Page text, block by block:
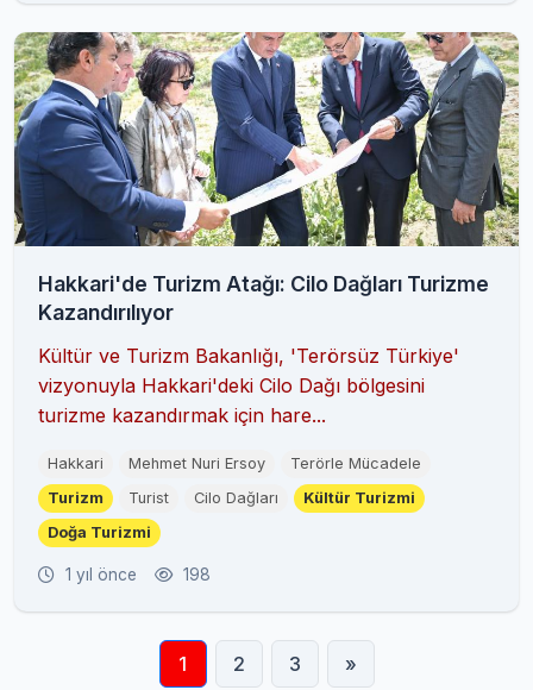
Hakkari'de Turizm Atağı: Cilo Dağları Turizme
Kazandırılıyor
Kültür ve Turizm Bakanlığı, 'Terörsüz Türkiye'
vizyonuyla Hakkari'deki Cilo Dağı bölgesini
turizme kazandırmak için hare...
Hakkari Mehmet Nuri Ersoy
Terörle Mücadele
Turizm
Turist Cilo Dağları
Kültür Turizmi
Doğa Turizmi
1 yıl önce 198
1 2 3 »